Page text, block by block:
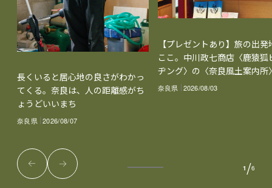
長くいると居心地の良さがわかっ
てくる。奈良は、人の距離感がち
ょうどいいまち
奈良県 2026/08/07
【プレゼントあり】旅の出発
ここ。中川政七商店〈鹿猿狐
ヂング〉の〈奈良風土案内所
奈良県 2026/08/03
1 /6